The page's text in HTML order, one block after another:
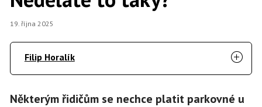
19. října 2025
Filip Horalík
Některým řidičům se nechce platit parkovné u